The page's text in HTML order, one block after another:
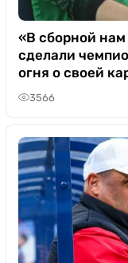
«В сборной
сделали
огня о своей
3566